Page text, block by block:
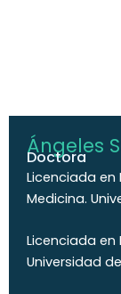
Ángeles
Doctora
Licenciada en
Medicina.
Licenciada
Universidad